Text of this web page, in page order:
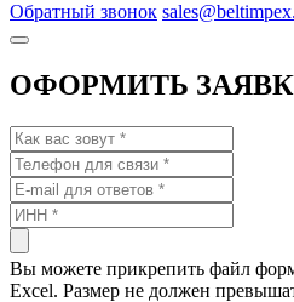
Обратный звонок
ОФОРМИТЬ
Вы можете прикрепить файл
Excel. Размер не должен